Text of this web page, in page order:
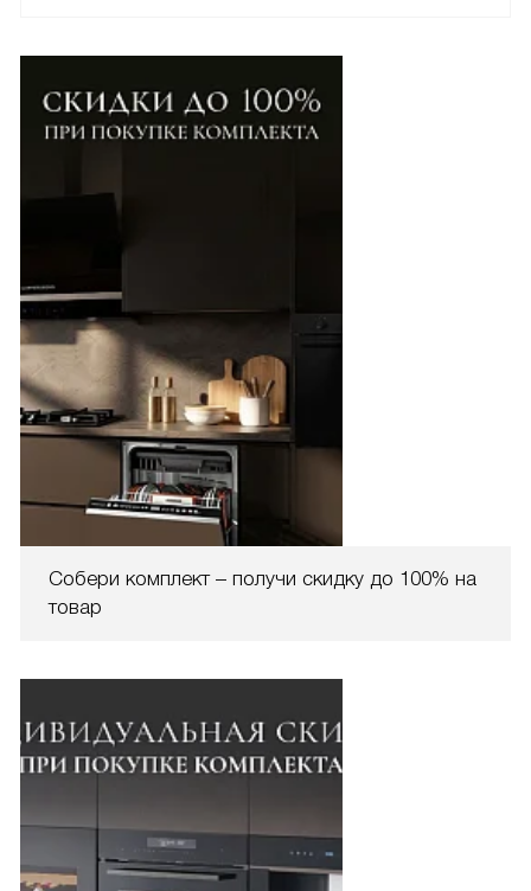
Собери комплект – получи скидку до 100% на
товар